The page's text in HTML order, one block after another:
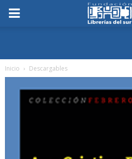
Inicio Descargables